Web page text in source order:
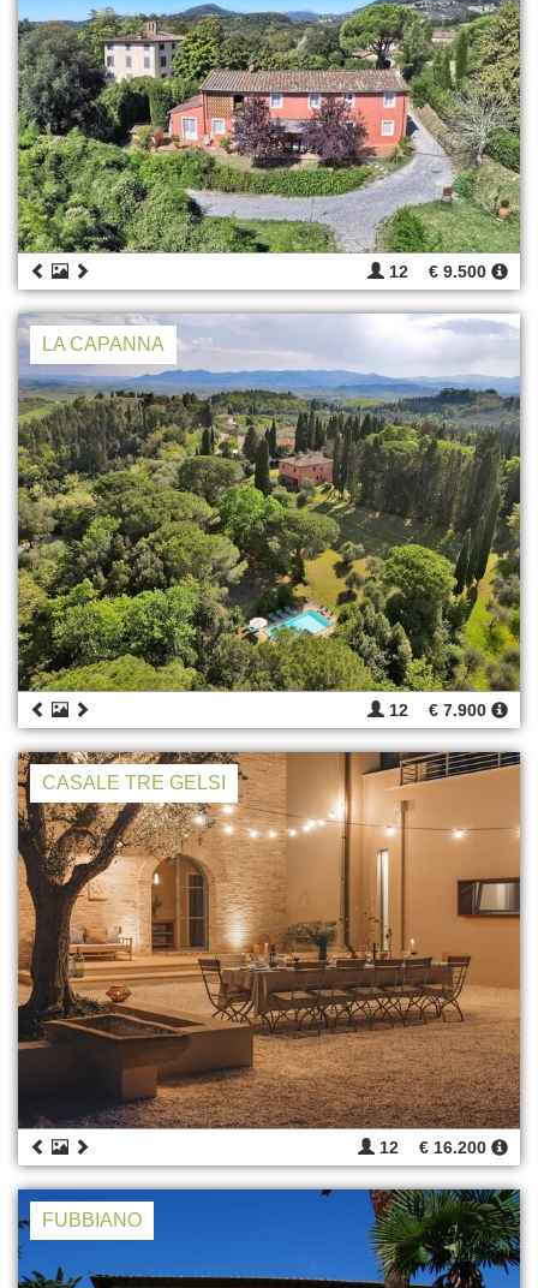
12 € 9.500
LA CAPANNA
12 € 7.900
CASALE TRE GELSI
12 € 16.200
FUBBIANO